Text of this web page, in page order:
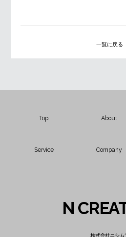
一覧に戻る
N
株式会社ニシム
Top About
Service Company